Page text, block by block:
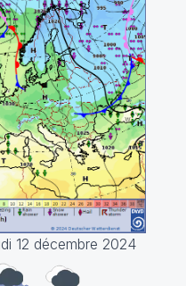
12 décembre 2024